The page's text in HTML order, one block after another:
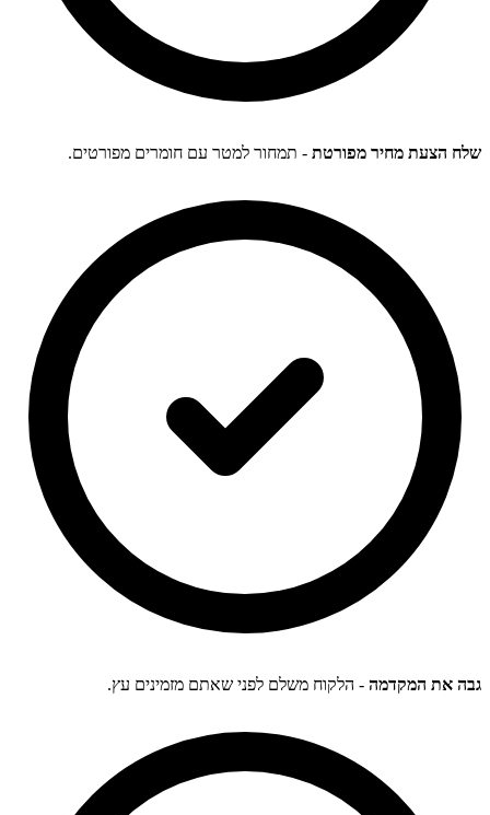
שלח הצעת מחיר מפורטת - תמחור למטר עם חומרים מפורטים.
גבה את המקדמה - הלקוח משלם לפני שאתם מזמינים עץ.